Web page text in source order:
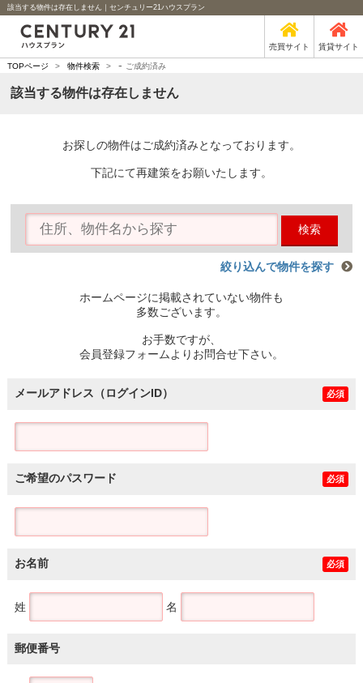
該当する物件は存在しません｜センチュリー21ハウスプラン
売買サイト 賃貸サイト
TOPページ > 物件検索 > - ご成約済み
該当する物件は存在しません
お探しの物件はご成約済みとなっております。
下記にて再建策をお願いたします。
検索
絞り込んで物件を探す
ホームページに掲載されていない物件も
多数ございます。
お手数ですが、
会員登録フォームよりお問合せ下さい。
メールアドレス（ログインID） 必須
ご希望のパスワード 必須
お名前 必須
姓 名
郵便番号